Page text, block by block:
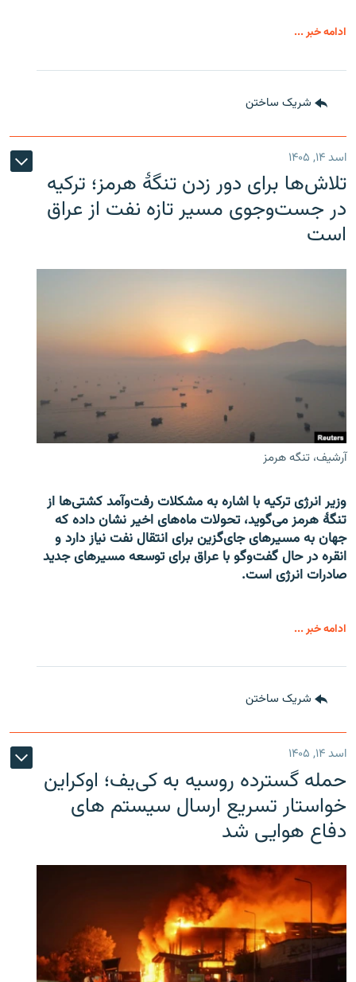
ادامه خبر ...
شریک ساختن
اسد ۱۴, ۱۴۰۵
تلاش‌ها برای دور زدن تنگۀ هرمز؛ ترکیه
در جست‌وجوی مسیر تازه نفت از عراق
است
آرشیف، تنگه هرمز
وزیر انرژی ترکیه با اشاره به مشکلات رفت‌وآمد کشتی‌ها از
تنگۀ هرمز می‌گوید، تحولات ماه‌های اخیر نشان داده که
جهان به مسیرهای جای‌گزین برای انتقال نفت نیاز دارد و
انقره در حال گفت‌وگو با عراق برای توسعه مسیرهای جدید
صادرات انرژی است.
ادامه خبر ...
شریک ساختن
اسد ۱۴, ۱۴۰۵
حمله گسترده روسیه به کی‌یف؛ اوکراین
خواستار تسریع ارسال سیستم های
دفاع هوایی شد